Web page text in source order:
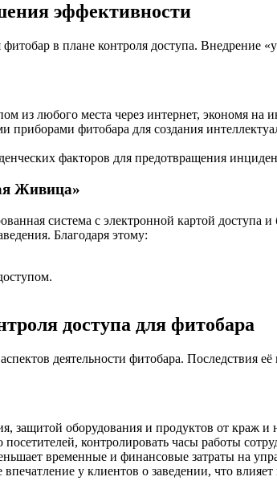
эффективности
в плане контроля доступа. Внедрение
из любого места через интернет, экономя на
приборами фитобара для создания
факторов для предотвращения
Живица»
система с электронной картой доступа
Благодаря этому:
доступа для фитобара
деятельности фитобара. Последствия
защитой оборудования и продуктов от краж и
контролировать часы работы
временные и финансовые затраты на
у клиентов о заведении, что